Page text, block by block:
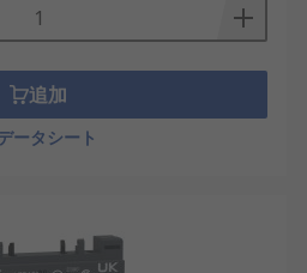
日本国内で広く使用さ
動化機器や制御システム
ーカーで、電気制御や配
ます。
あらゆる場面で電気の流
追加
ータシート